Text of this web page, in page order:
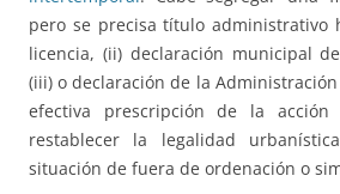
pero se precisa título administrativo
licencia, (ii) declaración municipal
(iii) o declaración de la
efectiva prescripción de la acción
restablecer la legalidad
situación de fuera de ordenación o